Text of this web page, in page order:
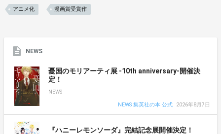
アニメ化 漫画賞受賞作
NEWS
憂国のモリアーティ展 -10th anniversary-開催決
定！
NEWS
NEWS 集英社の本 公式
2026年8月7日
『ハニーレモンソーダ』完結記念展開催決定！